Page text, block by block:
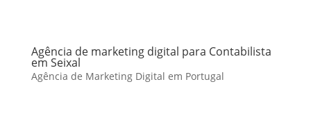
Agência de marketing digital para Contabilista
em Seixal
Agência de Marketing Digital em Portugal